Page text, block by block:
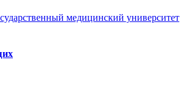
медицинский университет